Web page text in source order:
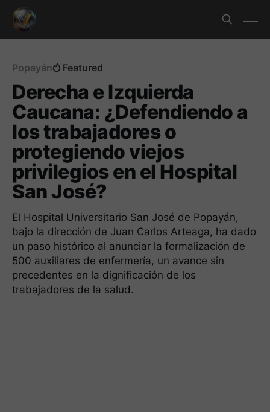
Popayán Featured
Derecha e Izquierda
Caucana: ¿Defendiendo a
los trabajadores o
protegiendo viejos
privilegios en el Hospital
San José?
El Hospital Universitario San José de Popayán,
bajo la dirección de Juan Carlos Arteaga, ha dado
un paso histórico al anunciar la formalización de
500 auxiliares de enfermería, un avance sin
precedentes en la dignificación de los
trabajadores de la salud.